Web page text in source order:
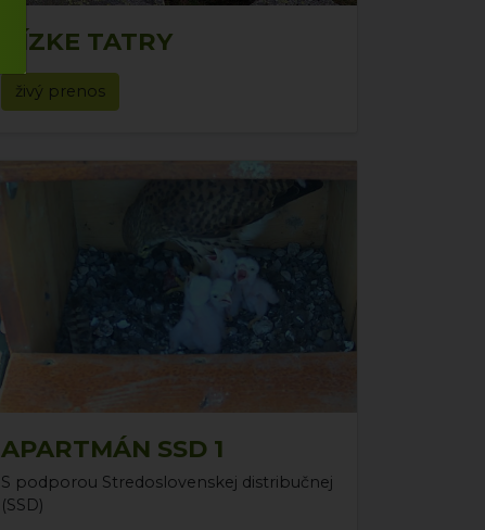
NÍZKE TATRY
živý prenos
APARTMÁN SSD 1
S podporou Stredoslovenskej distribučnej
(SSD)